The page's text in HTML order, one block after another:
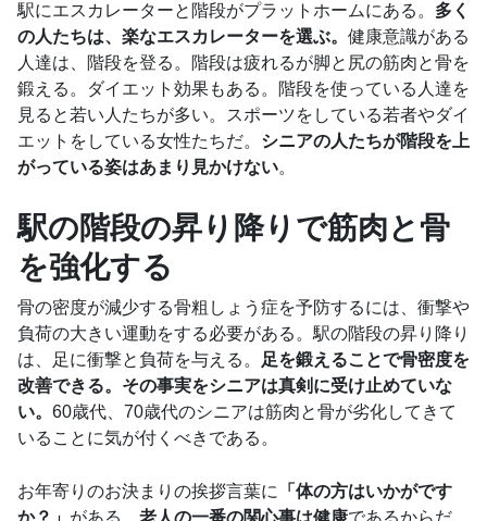
駅にエスカレーターと階段がプラットホームにある。 多く
の人たちは、楽なエスカレーターを選ぶ。 健康意識がある
人達は、階段を登る。階段は疲れるが脚と尻の筋肉と骨を
鍛える。ダイエット効果もある。階段を使っている人達を
見ると若い人たちが多い。スポーツをしている若者やダイ
エットをしている女性たちだ。 シニアの人たちが階段を上
がっている姿はあまり見かけない。
駅の階段の昇り降りで筋肉と骨
を強化する
骨の密度が減少する骨粗しょう症を予防するには、衝撃や
負荷の大きい運動をする必要がある。駅の階段の昇り降り
は、足に衝撃と負荷を与える。
足を鍛えることで骨密度を
改善できる。その事実をシニアは真剣に受け止めていな
い。 60歳代、70歳代のシニアは筋肉と骨が劣化してきて
いることに気が付くべきである。
お年寄りのお決まりの挨拶言葉に
「体の方はいかがです